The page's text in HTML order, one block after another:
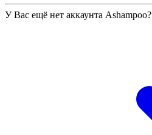
У Вас ещё нет аккаунта Ashampoo?